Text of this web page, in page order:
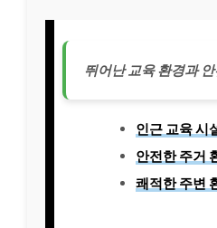
뛰어난 교육 환경과
인근 교육 시
안전한 주거
쾌적한 주변